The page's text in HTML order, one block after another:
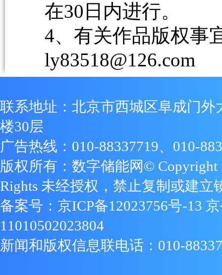
在30日内进行。
4、有关作品版权事
ly83518@126.com
联系地址：北京市西城区阜成门外
楼30层
广告热线：010-88337719、010-
版权所有：数字储能网© Copyright
Rights 未经授权，禁止复制或建立
备案号： 京ICP备12023756号-13
11010502023804
新闻和版权信息联电话：010-